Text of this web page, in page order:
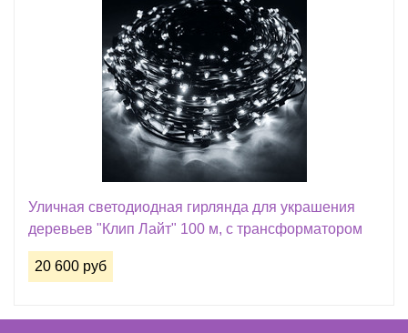
Уличная светодиодная гирлянда для украшения
деревьев "Клип Лайт" 100 м, с трансформатором
20 600 руб